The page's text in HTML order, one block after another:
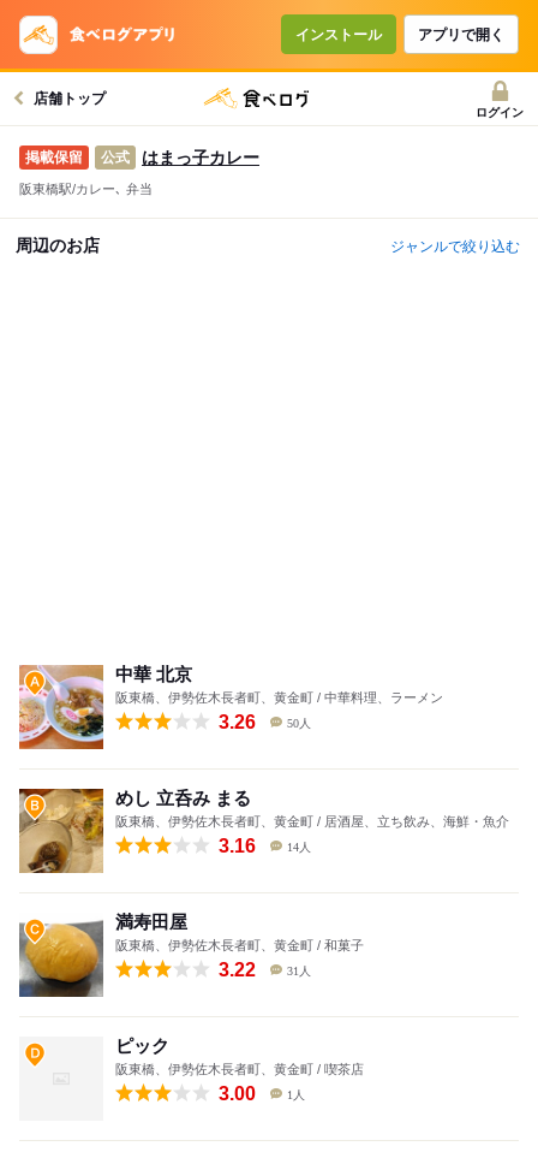
インストール アプリで開く
店舗トップ
ログイン
公式 はまっ子カレー
阪東橋駅/カレー､ 弁当
周辺のお店 ジャンルで絞り込む
中華 北京
阪東橋、伊勢佐木長者町、黄金町 / 中華料理、ラーメン
3.26 50人
めし 立呑み まる
阪東橋、伊勢佐木長者町、黄金町 / 居酒屋、立ち飲み、海鮮・魚介
3.16 14人
満寿田屋
阪東橋、伊勢佐木長者町、黄金町 / 和菓子
3.22 31人
ピック
阪東橋、伊勢佐木長者町、黄金町 / 喫茶店
3.00 1人